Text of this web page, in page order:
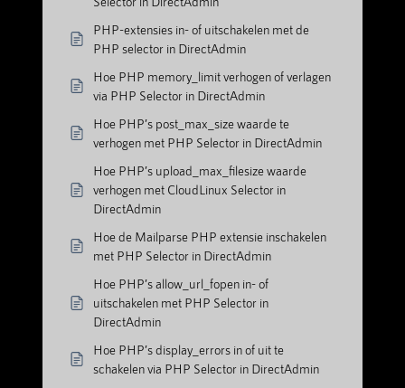
PHP-extensies in- of uitschakelen met de
PHP selector in DirectAdmin
Hoe PHP memory_limit verhogen of verlagen
via PHP Selector in DirectAdmin
Hoe PHP’s post_max_size waarde te
verhogen met PHP Selector in DirectAdmin
Hoe PHP’s upload_max_filesize waarde
verhogen met CloudLinux Selector in
DirectAdmin
Hoe de Mailparse PHP extensie inschakelen
met PHP Selector in DirectAdmin
Hoe PHP’s allow_url_fopen in- of
uitschakelen met PHP Selector in
DirectAdmin
Hoe PHP’s display_errors in of uit te
schakelen via PHP Selector in DirectAdmin